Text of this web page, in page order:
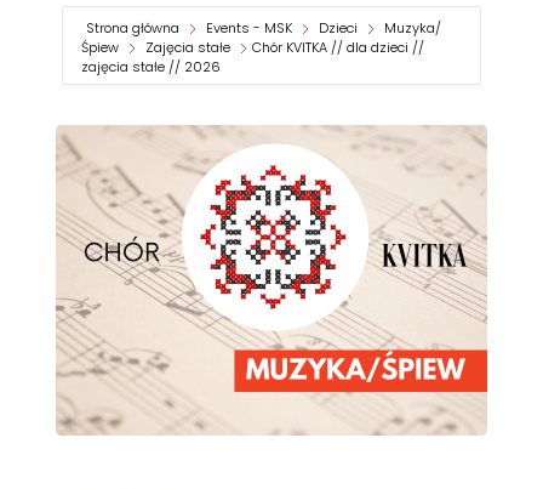
Strona główna Events - MSK Dzieci
Muzyka/
Śpiew
Zajęcia stałe
Chór KVITKA // dla dzieci //
zajęcia stałe // 2026